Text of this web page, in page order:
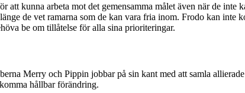
kunna arbeta mot det gemensamma målet även när de inte
de vet ramarna som de kan vara fria inom. Frodo kan inte
be om tillåtelse för alla sina prioriteringar.
Merry och Pippin jobbar på sin kant med att samla
hållbar förändring.